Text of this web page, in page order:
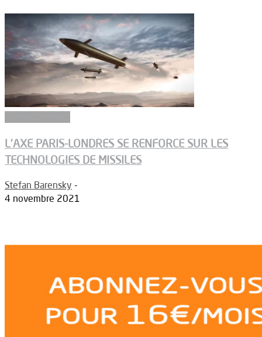
L’AXE PARIS-LONDRES SE RENFORCE SUR LES
TECHNOLOGIES DE MISSILES
Stefan Barensky -
4 novembre 2021